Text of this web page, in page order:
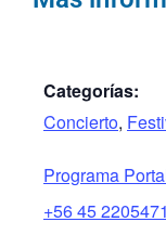
Categorías:
Concierto,
Programa
+56 45 2205471